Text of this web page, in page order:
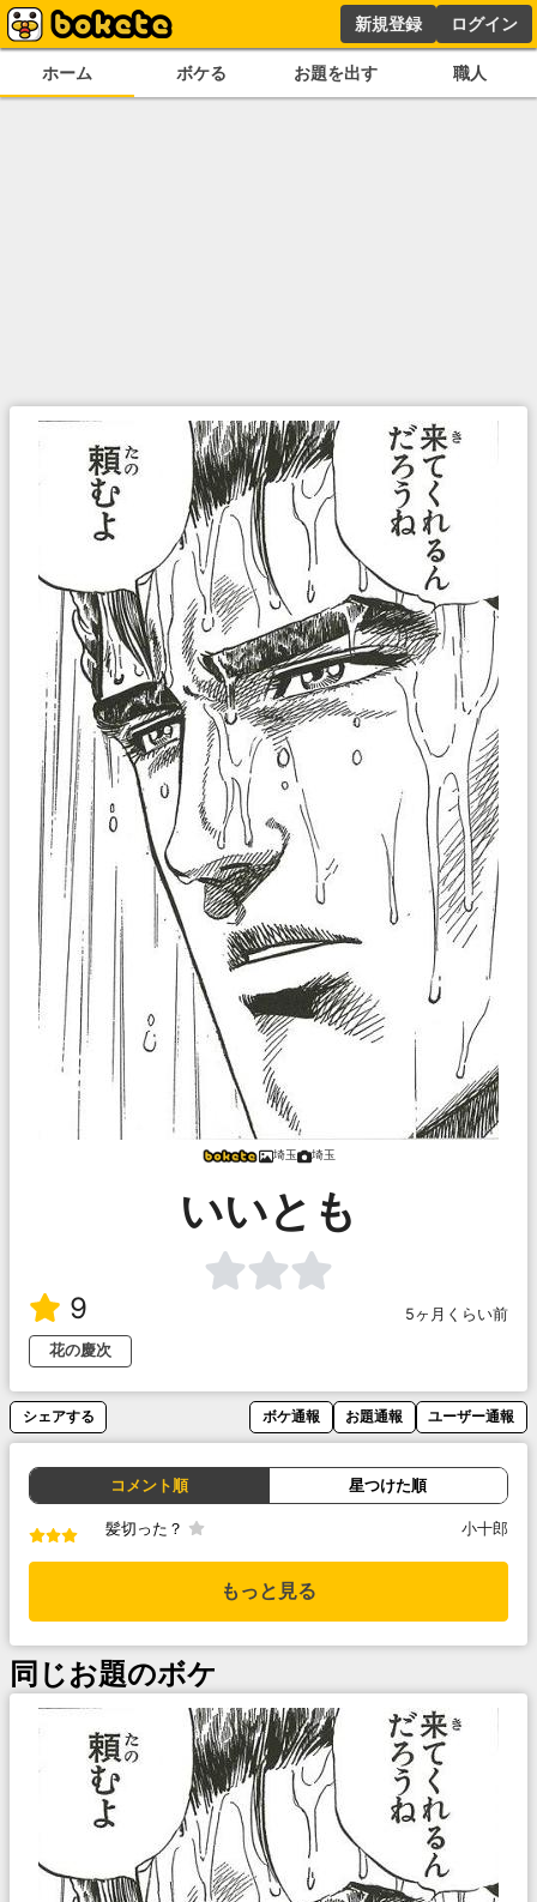
新規登録 ログイン
ホーム ボケる お題を出す 職人
埼玉 埼玉
いいとも
9
5ヶ月くらい前
花の慶次
シェアする ボケ通報 お題通報 ユーザー通報
コメント順 星つけた順
髪切った？ 小十郎
もっと見る
同じお題のボケ